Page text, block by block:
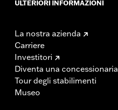
ULTERIORI INFORMAZIONI
La nostra azienda
Carriere
Investitori
Diventa una concessionaria
Tour degli stabilimenti
Museo